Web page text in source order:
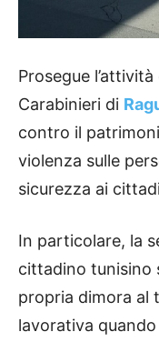
Prosegue
Carabinieri di
contro il
violenza sulle
sicurezza ai
In particolare, la
cittadino tunisino
propria dimora al
lavorativa